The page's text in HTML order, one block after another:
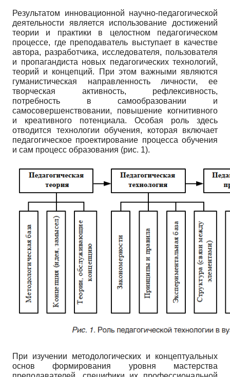
Результатом инновационной научно-педагогической
деятельности является использование достижений
теории и практики в целостном педагогическом
процессе, где преподаватель выступает в качестве
автора, разработчика, исследователя, пользователя
и пропагандиста новых педагогических технологий,
теорий и концепций. При этом важными являются
гуманистическая направленность личности, ее
творческая активность, рефлексивность,
потребность в самообразовании и
самосовершенствовании, повышение когнитивного
и креативного потенциала. Особая роль здесь
отводится технологии обучения, которая включает
педагогическое проектирование процесса обучения
и сам процесс образования (рис. 1).
При изучении методологических и концептуальных
основ формирования уровня мастерства